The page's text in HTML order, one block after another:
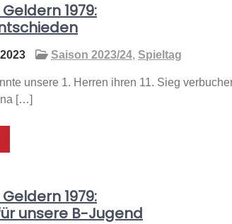
1979:
Saison 2023/24, Spieltag
unsere 1. Herren ihren 11. Sieg
[…]
1979:
unsere B-Jugend